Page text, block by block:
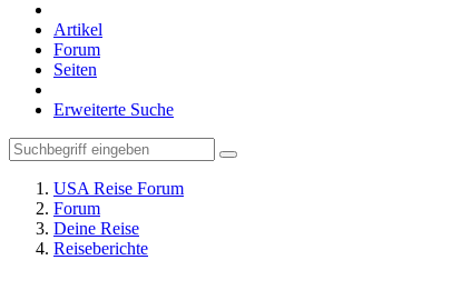
Artikel
Forum
Seiten
Erweiterte Suche
USA Reise Forum
Forum
Deine Reise
Reiseberichte